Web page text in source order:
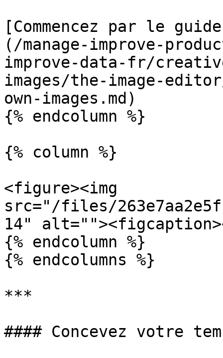
[Commencez par le
(/manage-improve-
improve-data-fr/
images/the-image-
own-images.md)
{% endcolumn %}
{% column %}
<figure><img
src="/files/
14"
{% endcolumn %}
{% endcolumns %}
***
#### Concevez votre